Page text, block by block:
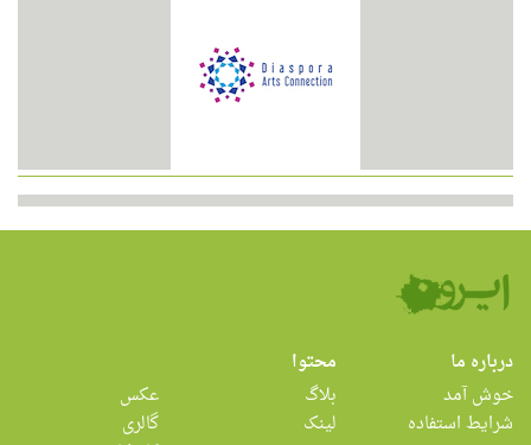
درباره ما
خوش آمد
شرایط استفاده
محتوا
بلاگ
لینک
عکس
گالری